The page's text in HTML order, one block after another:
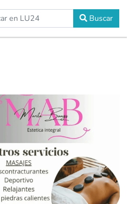
Buscar